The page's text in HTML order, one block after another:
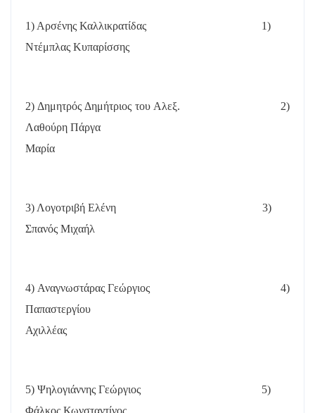
1) Αρσένης Καλλικρατίδας
1)
Ντέμπλας Κυπαρίσσης
2) Δημητρός Δημήτριος του Αλεξ.
2)
Λαθούρη Πάργα
Μαρία
3) Λογοτριβή Ελένη
3)
Σπανός Μιχαήλ
4) Αναγνωστάρας Γεώργιος
4)
Παπαστεργίου
Αχιλλέας
5) Ψηλογιάννης Γεώργιος
5)
Φάλκος Κωνσταντίνος